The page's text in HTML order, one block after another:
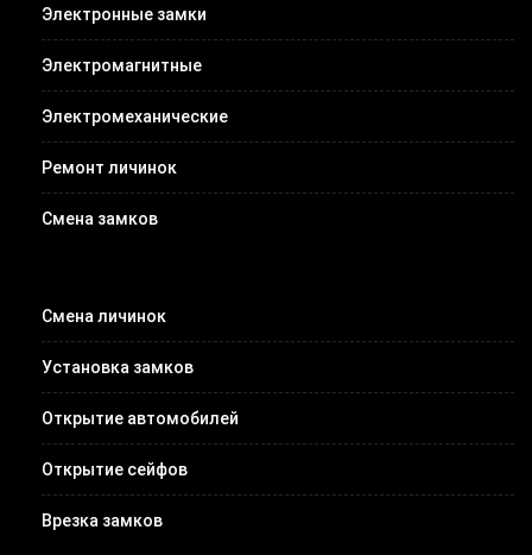
Электронные замки
Электромагнитные
Электромеханические
Ремонт личинок
Смена замков
Смена личинок
Установка замков
Открытие автомобилей
Открытие сейфов
Врезка замков